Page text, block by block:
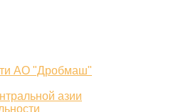
АО "Дробмаш"
азии